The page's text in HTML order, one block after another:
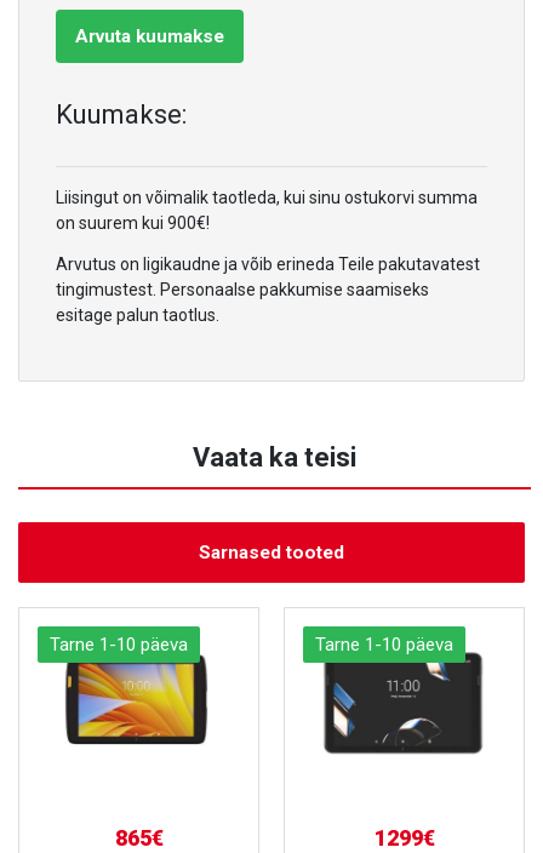
Arvuta kuumakse
Kuumakse:
Liisingut on võimalik taotleda, kui sinu ostukorvi summa
on suurem kui 900€!
Arvutus on ligikaudne ja võib erineda Teile pakutavatest
tingimustest. Personaalse pakkumise saamiseks
esitage palun taotlus.
Vaata ka teisi
Sarnased tooted
Tarne 1-10 päeva
865€
Tarne 1-10 päeva
1299€